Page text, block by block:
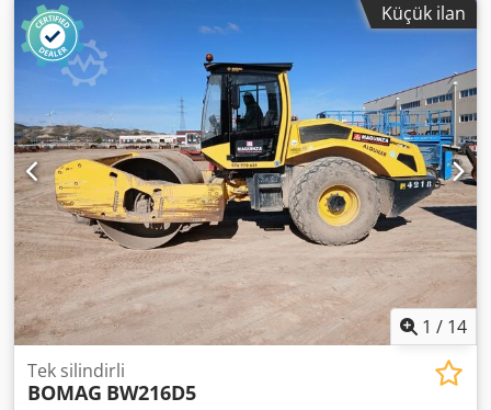
Küçük ilan
1 / 14
Tek silindirli
BOMAG BW216D5